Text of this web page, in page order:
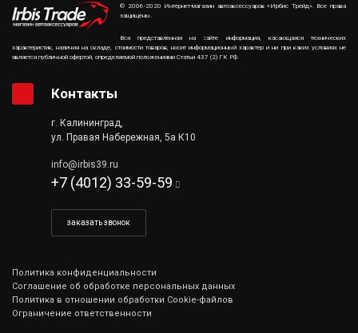
© 2006-2020 Интернет-магазин автоаксессуаров «Ирбис Трейд». Все права
защищены.
Вся представленная на сайте информация, касающаяся технических
характеристик, наличия на складе, стоимости товаров, носит информационный характер и ни при каких условиях не
является публичной офертой, определяемой положениями Статьи 437 (2) ГК РФ.
Контакты
г. Калининград,
ул. Правая Набережная, 5а К10
info@irbis39.ru
+7 (4012) 33-59-59
заказать звонок
Политика конфиденциальности
Соглашение об обработке персональных данных
Политика в отношении обработки Cookie-файлов
Ограничение ответственности